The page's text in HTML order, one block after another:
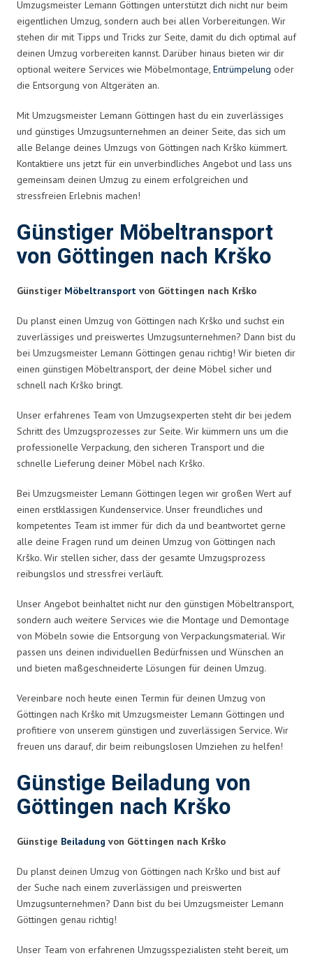
Umzugsmeister Lemann Göttingen unterstützt dich nicht nur beim
eigentlichen Umzug, sondern auch bei allen Vorbereitungen. Wir
stehen dir mit Tipps und Tricks zur Seite, damit du dich optimal auf
deinen Umzug vorbereiten kannst. Darüber hinaus bieten wir dir
optional weitere Services wie Möbelmontage, Entrümpelung oder
die Entsorgung von Altgeräten an.
Mit Umzugsmeister Lemann Göttingen hast du ein zuverlässiges
und günstiges Umzugsunternehmen an deiner Seite, das sich um
alle Belange deines Umzugs von Göttingen nach Krško kümmert.
Kontaktiere uns jetzt für ein unverbindliches Angebot und lass uns
gemeinsam deinen Umzug zu einem erfolgreichen und
stressfreien Erlebnis machen!
Günstiger Möbeltransport
von Göttingen nach Krško
Günstiger Möbeltransport von Göttingen nach Krško
Du planst einen Umzug von Göttingen nach Krško und suchst ein
zuverlässiges und preiswertes Umzugsunternehmen? Dann bist du
bei Umzugsmeister Lemann Göttingen genau richtig! Wir bieten dir
einen günstigen Möbeltransport, der deine Möbel sicher und
schnell nach Krško bringt.
Unser erfahrenes Team von Umzugsexperten steht dir bei jedem
Schritt des Umzugsprozesses zur Seite. Wir kümmern uns um die
professionelle Verpackung, den sicheren Transport und die
schnelle Lieferung deiner Möbel nach Krško.
Bei Umzugsmeister Lemann Göttingen legen wir großen Wert auf
einen erstklassigen Kundenservice. Unser freundliches und
kompetentes Team ist immer für dich da und beantwortet gerne
alle deine Fragen rund um deinen Umzug von Göttingen nach
Krško. Wir stellen sicher, dass der gesamte Umzugsprozess
reibungslos und stressfrei verläuft.
Unser Angebot beinhaltet nicht nur den günstigen Möbeltransport,
sondern auch weitere Services wie die Montage und Demontage
von Möbeln sowie die Entsorgung von Verpackungsmaterial. Wir
passen uns deinen individuellen Bedürfnissen und Wünschen an
und bieten maßgeschneiderte Lösungen für deinen Umzug.
Vereinbare noch heute einen Termin für deinen Umzug von
Göttingen nach Krško mit Umzugsmeister Lemann Göttingen und
profitiere von unserem günstigen und zuverlässigen Service. Wir
freuen uns darauf, dir beim reibungslosen Umziehen zu helfen!
Günstige Beiladung von
Göttingen nach Krško
Günstige Beiladung von Göttingen nach Krško
Du planst deinen Umzug von Göttingen nach Krško und bist auf
der Suche nach einem zuverlässigen und preiswerten
Umzugsunternehmen? Dann bist du bei Umzugsmeister Lemann
Göttingen genau richtig!
Unser Team von erfahrenen Umzugsspezialisten steht bereit, um